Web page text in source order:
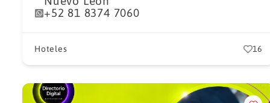
+52 81 8374 7060
Hoteles 16